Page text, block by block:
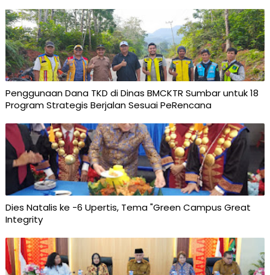
Penggunaan Dana TKD di Dinas BMCKTR Sumbar untuk 18
Program Strategis Berjalan Sesuai PeRencana
Dies Natalis ke -6 Upertis, Tema "Green Campus Great
Integrity